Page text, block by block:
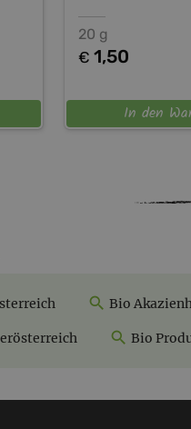
20 g
€ 1,50
In den
Bio
Bio